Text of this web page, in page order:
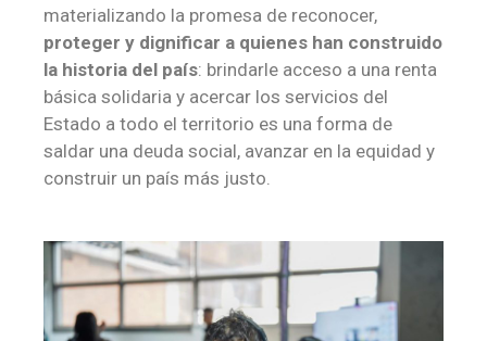
materializando la promesa de reconocer,
proteger y dignificar a quienes han construido
la historia del país: brindarle acceso a una renta
básica solidaria y acercar los servicios del
Estado a todo el territorio es una forma de
saldar una deuda social, avanzar en la equidad y
construir un país más justo.